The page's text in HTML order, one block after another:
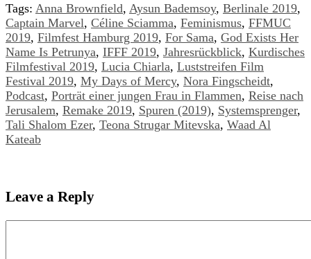
Tags: Anna Brownfield, Aysun Bademsoy, Berlinale 2019,
Captain Marvel, Céline Sciamma, Feminismus, FFMUC
2019, Filmfest Hamburg 2019, For Sama, God Exists Her
Name Is Petrunya, IFFF 2019, Jahresrückblick, Kurdisches
Filmfestival 2019, Lucia Chiarla, Luststreifen Film
Festival 2019, My Days of Mercy, Nora Fingscheidt,
Podcast, Porträt einer jungen Frau in Flammen, Reise nach
Jerusalem, Remake 2019, Spuren (2019), Systemsprenger,
Tali Shalom Ezer, Teona Strugar Mitevska, Waad Al
Kateab
Leave a Reply